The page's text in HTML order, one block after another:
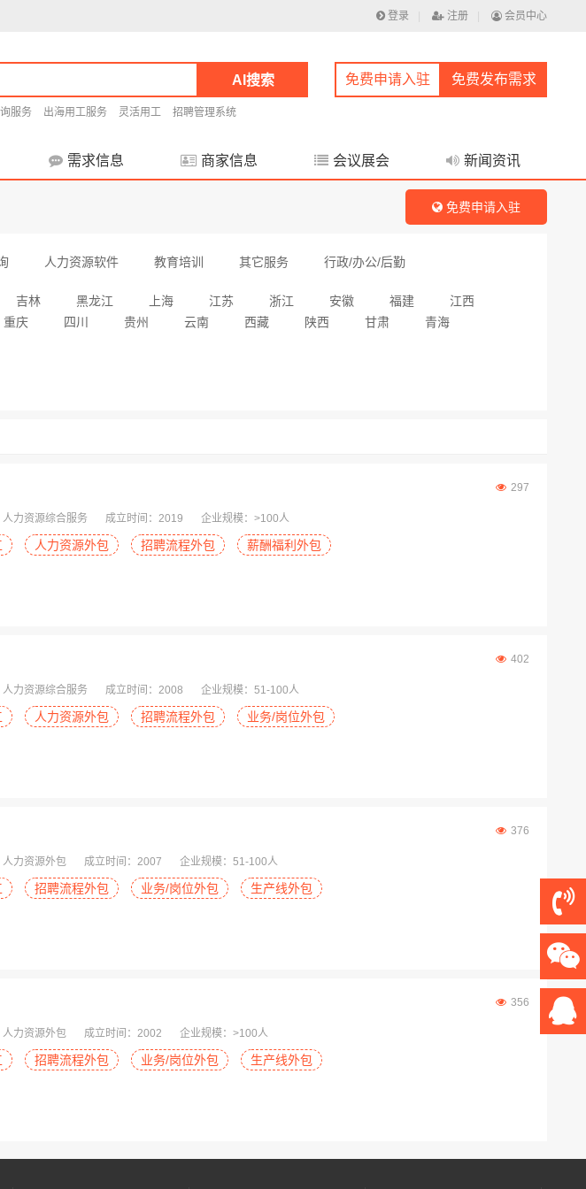
登录 注册 会员中心
AI搜索
服务 出海用工服务 灵活用工 招聘管理系统
免费申请入驻 免费发布需求
需求信息 商家信息 会议展会 新闻资讯
免费申请入驻
人力资源软件 教育培训 其它服务 行政/办公/后勤
吉林 黑龙江 上海 江苏 浙江 安徽 福建
江西
重庆 四川 贵州 云南 西藏 陕西 甘肃
青海
力资源综合服务 成立时间：2019 企业规模：>100人
人力资源外包 招聘流程外包 薪酬福利外包
297
力资源综合服务 成立时间：2008 企业规模：51-100人
人力资源外包 招聘流程外包 业务/岗位外包
402
力资源外包 成立时间：2007 企业规模：51-100人
招聘流程外包 业务/岗位外包 生产线外包
376
力资源外包 成立时间：2002 企业规模：>100人
招聘流程外包 业务/岗位外包 生产线外包
356